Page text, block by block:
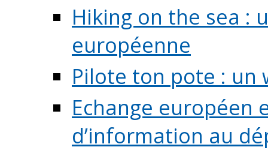
Hiking on the sea :
européenne
Pilote ton pote : un
Echange européen
d’information au